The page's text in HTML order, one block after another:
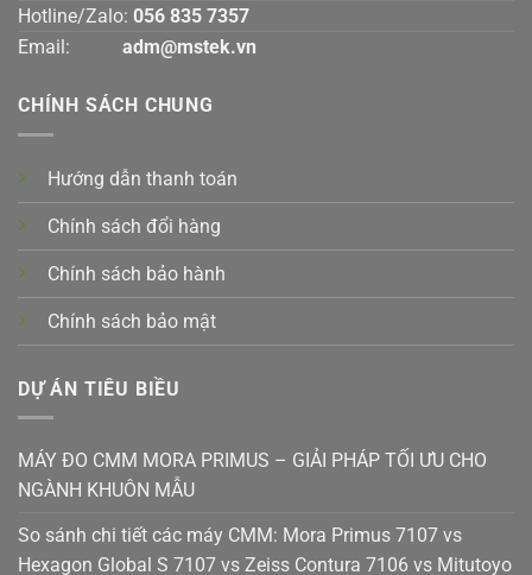
Hotline/Zalo: 056 835 7357
Email:
adm@mstek.vn
CHÍNH SÁCH CHUNG
Hướng dẫn thanh toán
Chính sách đổi hàng
Chính sách bảo hành
Chính sách bảo mật
DỰ ÁN TIÊU BIỀU
MÁY ĐO CMM MORA PRIMUS – GIẢI PHÁP TỐI ƯU CHO
NGÀNH KHUÔN MẪU
So sánh chi tiết các máy CMM: Mora Primus 7107 vs
Hexagon Global S 7107 vs Zeiss Contura 7106 vs Mitutoyo